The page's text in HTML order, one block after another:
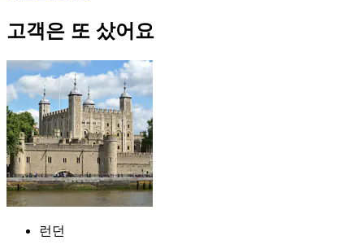
고객은 또 샀어요
런던